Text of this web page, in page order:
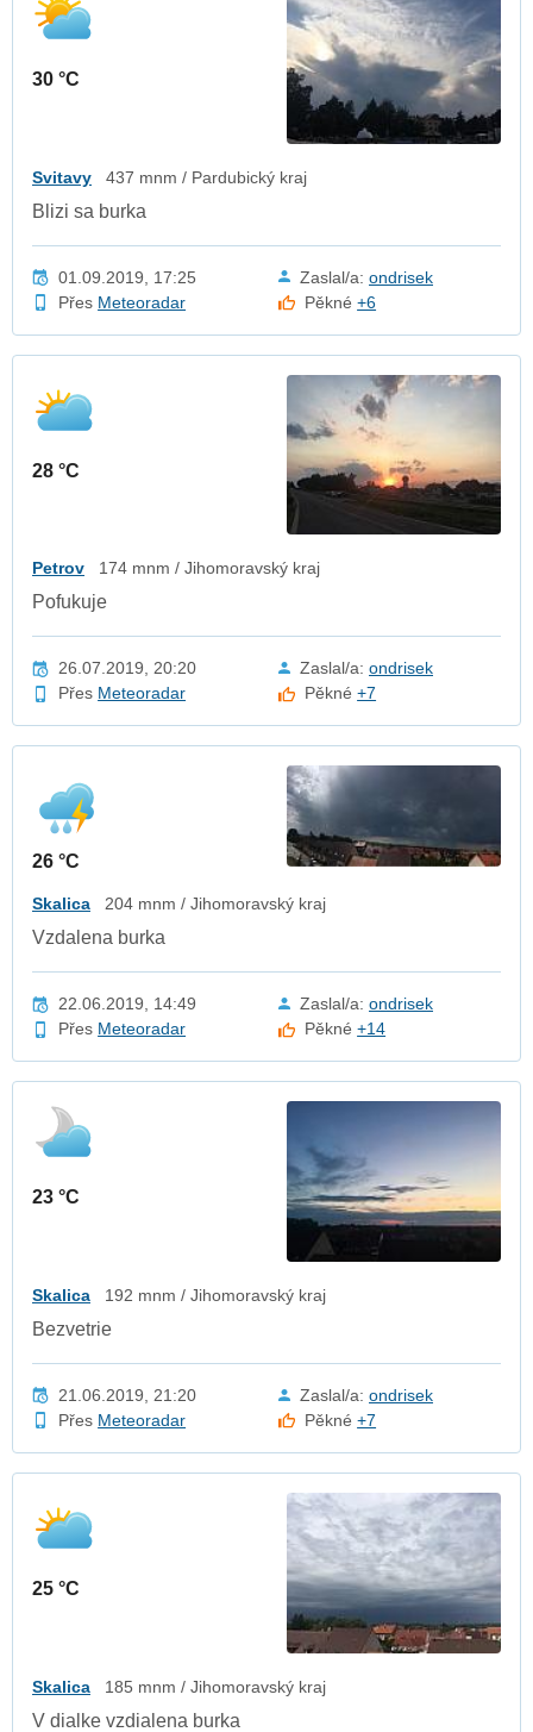
30 °C
Svitavy 437 mnm / Pardubický kraj
Blizi sa burka
01.09.2019, 17:25 Zaslal/a: ondrisek
Přes Meteoradar Pěkné+6
28 °C
Petrov 174 mnm / Jihomoravský kraj
Pofukuje
26.07.2019, 20:20 Zaslal/a: ondrisek
Přes Meteoradar Pěkné+7
26 °C
Skalica 204 mnm / Jihomoravský kraj
Vzdalena burka
22.06.2019, 14:49 Zaslal/a: ondrisek
Přes Meteoradar Pěkné+14
23 °C
Skalica 192 mnm / Jihomoravský kraj
Bezvetrie
21.06.2019, 21:20 Zaslal/a: ondrisek
Přes Meteoradar Pěkné+7
25 °C
Skalica 185 mnm / Jihomoravský kraj
V dialke vzdialena burka